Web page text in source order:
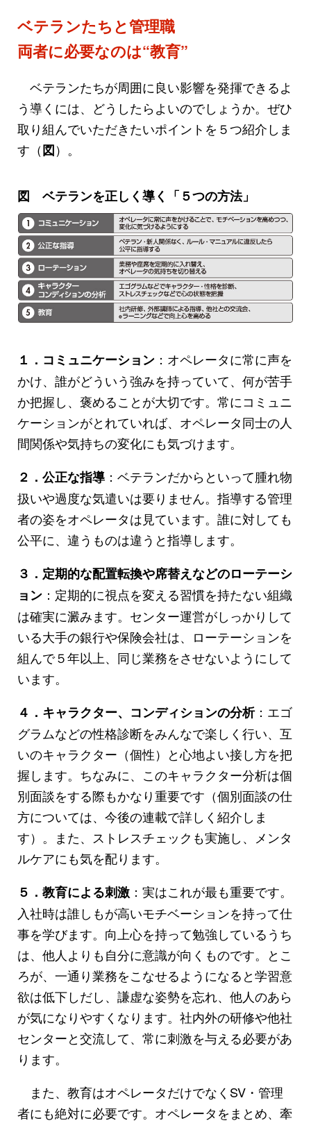
ベテランたちと管理職
両者に必要なのは“教育”
ベテランたちが周囲に良い影響を発揮できるよ
う導くには、どうしたらよいのでしょうか。ぜひ
取り組んでいただきたいポイントを５つ紹介しま
す（図）。
図 ベテランを正しく導く「５つの方法」
１．コミュニケーション ：オペレータに常に声を
かけ、誰がどういう強みを持っていて、何が苦手
か把握し、褒めることが大切です。常にコミュニ
ケーションがとれていれば、オペレータ同士の人
間関係や気持ちの変化にも気づけます。
２．公正な指導 ：ベテランだからといって腫れ物
扱いや過度な気遣いは要りません。指導する管理
者の姿をオペレータは見ています。誰に対しても
公平に、違うものは違うと指導します。
３．定期的な配置転換や席替えなどのローテーシ
ョン ：定期的に視点を変える習慣を持たない組織
は確実に澱みます。センター運営がしっかりして
いる大手の銀行や保険会社は、ローテーションを
組んで５年以上、同じ業務をさせないようにして
います。
４．キャラクター、コンディションの分析：エゴ
グラムなどの性格診断をみんなで楽しく行い、互
いのキャラクター（個性）と心地よい接し方を把
握します。ちなみに、このキャラクター分析は個
別面談をする際もかなり重要です（個別面談の仕
方については、今後の連載で詳しく紹介しま
す）。また、ストレスチェックも実施し、メンタ
ルケアにも気を配ります。
５．教育による刺激 ：実はこれが最も重要です。
入社時は誰しもが高いモチベーションを持って仕
事を学びます。向上心を持って勉強しているうち
は、他人よりも自分に意識が向くものです。とこ
ろが、一通り業務をこなせるようになると学習意
欲は低下しだし、謙虚な姿勢を忘れ、他人のあら
が気になりやすくなります。社内外の研修や他社
センターと交流して、常に刺激を与える必要があ
ります。
また、教育はオペレータだけでなくSV・管理
者にも絶対に必要です。オペレータをまとめ、牽